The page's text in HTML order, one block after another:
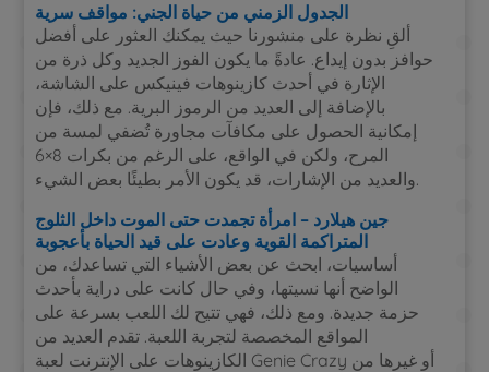
الجدول الزمني من حياة الجني: مواقف سرية
ألقِ نظرة على منشورنا حيث يمكنك العثور على أفضل
حوافز بدون إيداع. عادةً ما يكون الفوز الجديد وكل ذرة من
الإثارة في أحدث كازينوهات فينيكس على الشاشة،
بالإضافة إلى العديد من الرموز البرية. مع ذلك، فإن
إمكانية الحصول على مكافآت مجاورة تُضفي لمسة من
المرح، ولكن في الواقع، على الرغم من بكرات 8×6
والعديد من الإشارات، قد يكون الأمر بطيئًا بعض الشيء.
جين هيلارد – امرأة تجمدت حتى الموت داخل الثلوج
المتراكمة القوية وعادت على قيد الحياة بأعجوبة
أساسيات، ابحث عن بعض الأشياء التي تساعدك، من
الواضح أنها نسيتها، وفي حال كانت على دراية بأحدث
حزمة جديدة. ومع ذلك، فهي تتيح لك اللعب بسرعة على
المواقع المخصصة لتجربة اللعبة. تقدم العديد من
الكازينوهات على الإنترنت لعبة Genie Crazy أو غيرها من